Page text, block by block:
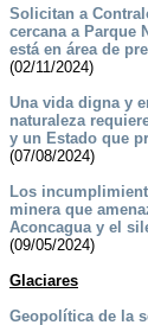
Solicitan a
cercana a Parque
está en área de
(02/11/2024)
Una vida digna y
naturaleza
y un Estado que
(07/08/2024)
Los
minera que
Aconcagua y el
(09/05/2024)
Glaciares
Geopolítica de la